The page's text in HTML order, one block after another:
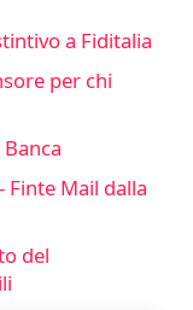
a Fiditalia
per chi
Finte Mail dalla
del